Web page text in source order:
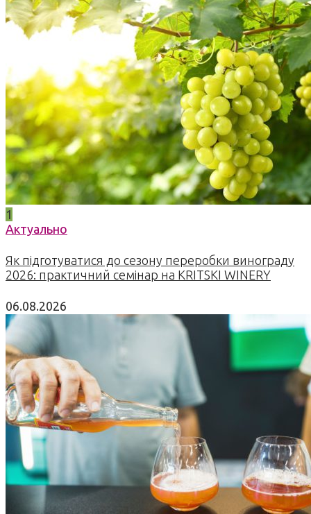
1
Актуально
Як підготуватися до сезону переробки винограду
2026: практичний семінар на KRITSKI WINERY
06.08.2026